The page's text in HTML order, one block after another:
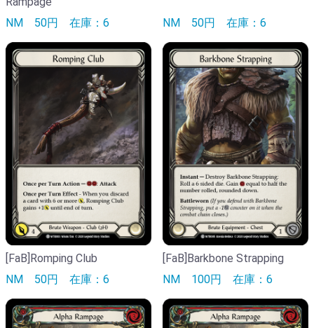
NM 50円 在庫：6 NM 50円 在庫：6
[FaB]Romping Club
NM 50円 在庫：6
[FaB]Barkbone Strapping
NM 100円 在庫：6